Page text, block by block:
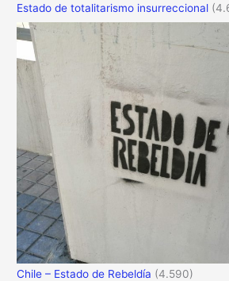
Estado de totalitarismo insurreccional
Chile – Estado de Rebeldía (4.590)